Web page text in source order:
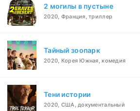
2 могилы в пустыне
2020, Франция, триллер
Тайный зоопарк
2020, Корея Южная, комедия
Тени истории
2020, США, документальный